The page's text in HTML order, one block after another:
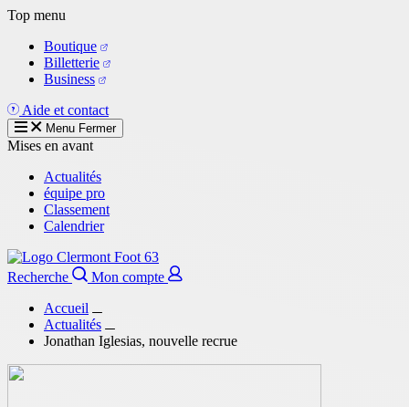
Aller
contenu
principal
Top menu
Boutique
Billetterie
Business
Aide et contact
Menu Fermer
Mises en avant
Actualités
équipe pro
Classement
Calendrier
Recherche
Mon compte
Accueil
Actualités
Jonathan Iglesias, nouvelle recrue